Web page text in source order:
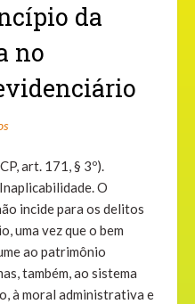
da
no
art. 171, § 3º).
O
incide para os delitos
uma vez que o bem
ao patrimônio
também, ao sistema
à moral administrativa e